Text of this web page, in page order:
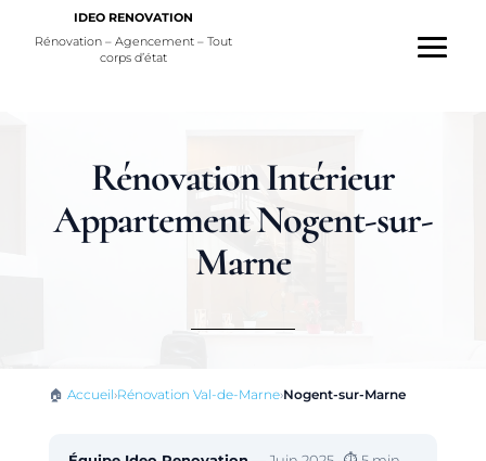
IDEO RENOVATION
Rénovation – Agencement – Tout
corps d’état
Rénovation Intérieur
Appartement Nogent-sur-
Marne
🏠 Accueil›Rénovation Val-de-Marne›Nogent-sur-Marne